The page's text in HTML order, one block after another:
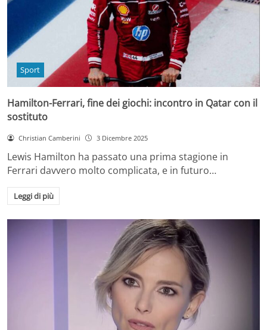
Sport
Hamilton-Ferrari, fine dei giochi: incontro in Qatar con il
sostituto
Christian Camberini 3 Dicembre 2025
Lewis Hamilton ha passato una prima stagione in
Ferrari davvero molto complicata, e in futuro…
Leggi di più